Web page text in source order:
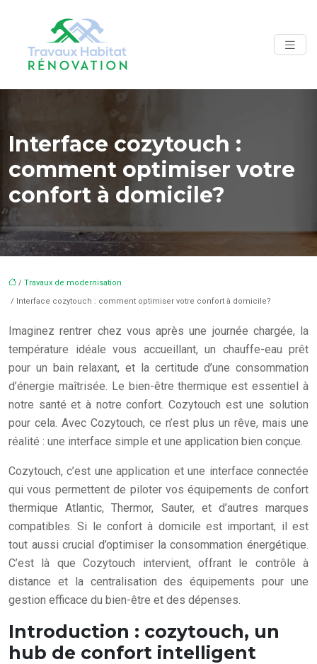
Interface cozytouch :
comment optimiser votre
confort à domicile?
/ Travaux de modernisation
/ Interface cozytouch : comment optimiser votre confort à domicile?
Imaginez rentrer chez vous après une journée chargée, la
température idéale vous accueillant, un chauffe-eau prêt
pour un bain relaxant, et la certitude d’une consommation
d’énergie maîtrisée. Le bien-être thermique est essentiel à
notre santé et à notre confort. Cozytouch est une solution
pour cela. Avec Cozytouch, ce n’est plus un rêve, mais une
réalité : une interface simple et une application bien conçue.
Cozytouch, c’est une application et une interface connectée
qui vous permettent de piloter vos équipements de confort
thermique Atlantic, Thermor, Sauter, et d’autres marques
compatibles. Si le confort à domicile est important, il est
tout aussi crucial d’optimiser la consommation énergétique.
C’est là que Cozytouch intervient, offrant le contrôle à
distance et la centralisation des équipements pour une
gestion efficace du bien-être et des dépenses.
Introduction : cozytouch, un
hub de confort intelligent